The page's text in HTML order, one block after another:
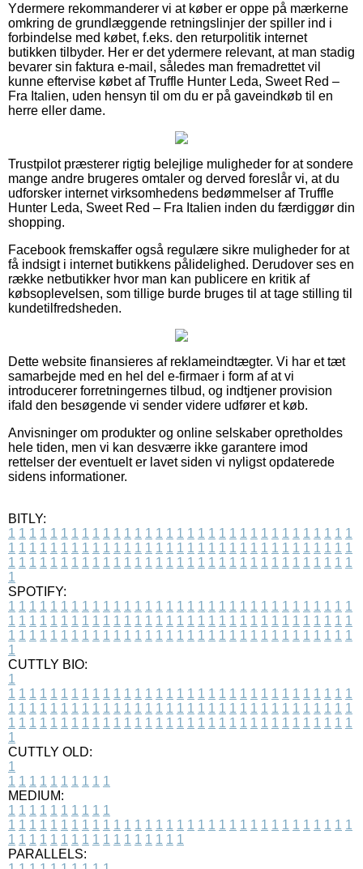
Ydermere rekommanderer vi at køber er oppe på mærkerne
omkring de grundlæggende retningslinjer der spiller ind i
forbindelse med købet, f.eks. den returpolitik internet
butikken tilbyder. Her er det ydermere relevant, at man stadig
bevarer sin faktura e-mail, således man fremadrettet vil
kunne eftervise købet af Truffle Hunter Leda, Sweet Red –
Fra Italien, uden hensyn til om du er på gaveindkøb til en
herre eller dame.
Trustpilot præsterer rigtig belejlige muligheder for at sondere
mange andre brugeres omtaler og derved foreslår vi, at du
udforsker internet virksomhedens bedømmelser af Truffle
Hunter Leda, Sweet Red – Fra Italien inden du færdiggør din
shopping.
Facebook fremskaffer også regulære sikre muligheder for at
få indsigt i internet butikkens pålidelighed. Derudover ses en
række netbutikker hvor man kan publicere en kritik af
købsoplevelsen, som tillige burde bruges til at tage stilling til
kundetilfredsheden.
Dette website finansieres af reklameindtægter. Vi har et tæt
samarbejde med en hel del e-firmaer i form af at vi
introducerer forretningernes tilbud, og indtjener provision
ifald den besøgende vi sender videre udfører et køb.
Anvisninger om produkter og online selskaber opretholdes
hele tiden, men vi kan desværre ikke garantere imod
rettelser der eventuelt er lavet siden vi nyligst opdaterede
sidens informationer.
BITLY:
1 1 1 1 1 1 1 1 1 1 1 1 1 1 1 1 1 1 1 1 1 1 1 1 1 1 1 1 1 1 1 1 1
1 1 1 1 1 1 1 1 1 1 1 1 1 1 1 1 1 1 1 1 1 1 1 1 1 1 1 1 1 1 1 1 1
1 1 1 1 1 1 1 1 1 1 1 1 1 1 1 1 1 1 1 1 1 1 1 1 1 1 1 1 1 1 1 1 1
1
SPOTIFY:
1 1 1 1 1 1 1 1 1 1 1 1 1 1 1 1 1 1 1 1 1 1 1 1 1 1 1 1 1 1 1 1 1
1 1 1 1 1 1 1 1 1 1 1 1 1 1 1 1 1 1 1 1 1 1 1 1 1 1 1 1 1 1 1 1 1
1 1 1 1 1 1 1 1 1 1 1 1 1 1 1 1 1 1 1 1 1 1 1 1 1 1 1 1 1 1 1 1 1
1
CUTTLY BIO:
1
1 1 1 1 1 1 1 1 1 1 1 1 1 1 1 1 1 1 1 1 1 1 1 1 1 1 1 1 1 1 1 1 1
1 1 1 1 1 1 1 1 1 1 1 1 1 1 1 1 1 1 1 1 1 1 1 1 1 1 1 1 1 1 1 1 1
1 1 1 1 1 1 1 1 1 1 1 1 1 1 1 1 1 1 1 1 1 1 1 1 1 1 1 1 1 1 1 1 1
1
CUTTLY OLD:
1
1 1 1 1 1 1 1 1 1 1
MEDIUM:
1 1 1 1 1 1 1 1 1 1
1 1 1 1 1 1 1 1 1 1 1 1 1 1 1 1 1 1 1 1 1 1 1 1 1 1 1 1 1 1 1 1 1
1 1 1 1 1 1 1 1 1 1 1 1 1 1 1 1 1
PARALLELS: